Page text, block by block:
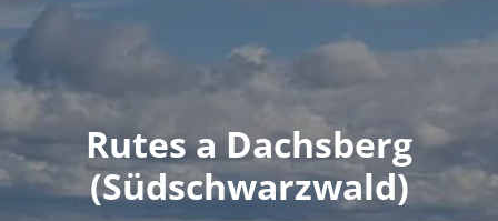
Rutes a Dachsberg
(Südschwarzwald)